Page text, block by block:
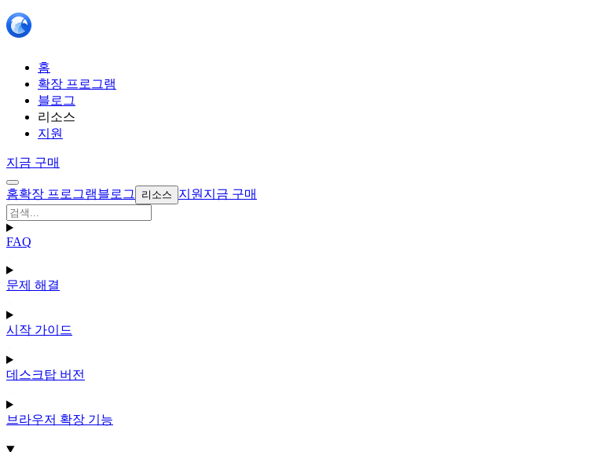
홈
확장 프로그램
블로그
리소스
지원
지금 구매
홈확장 프로그램블로그 리소스 지원 지금 구매
FAQ
문제 해결
시작 가이드
데스크탑 버전
브라우저 확장 기능